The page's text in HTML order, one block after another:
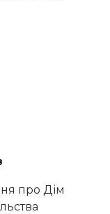
про Дім